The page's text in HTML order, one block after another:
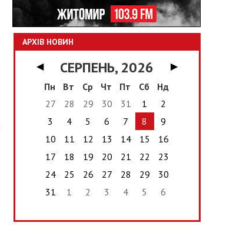
АРХІВ НОВИН
◀ СЕРПЕНЬ, 2026
▶
Пн
Вт Ср Чт Пт Сб
Нд
27
28 29 30 31 1
2
3
4 5 6 7 8
9
10
11 12 13 14 15
16
17
18 19 20 21 22
23
24
25 26 27 28 29
30
31
1 2 3 4 5 6